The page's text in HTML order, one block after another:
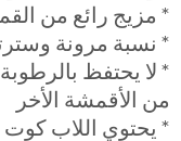
* مزيج رائع من
* نسبة مرونة
* لا يحتفظ
من الأقمشة الأخر
* يحتوي اللاب كوت على 3 جيوب كبيرة